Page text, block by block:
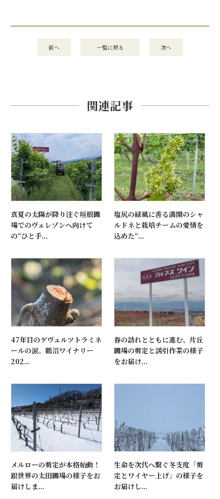
前へ 一覧に戻る 次へ
関連記事
真夏の太陽が降り注ぐ垣根圃
場でのヴェレゾンへ向けて
の“ひと手...
塩尻の緑風に香る満開のシャ
ルドネと栽培チームの愛情を
込めた“...
47年目のゲヴュルツトラミネ
ールの涙。鶴沼ワイナリー
202...
春の訪れとともに進む、片丘
圃場の剪定と誘引作業の様子
をお届け...
メルローの剪定が本格始動！
銀世界の太田圃場の様子をお
届けしま...
生命を次代へ繋ぐ冬支度「剪
定とワイヤー上げ」の様子を
お届けし...